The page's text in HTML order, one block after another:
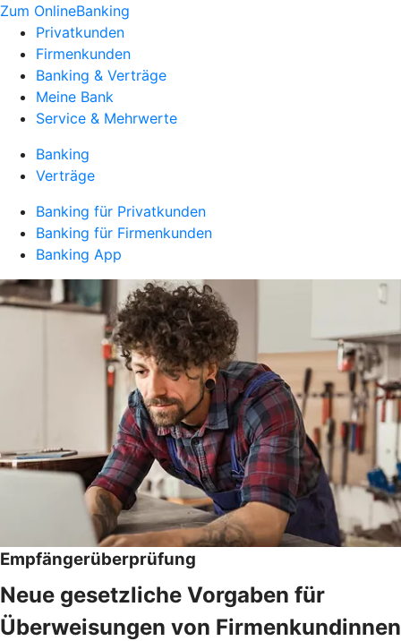
Zum OnlineBanking
Privatkunden
Firmenkunden
Banking & Verträge
Meine Bank
Service & Mehrwerte
Banking
Verträge
Banking für Privatkunden
Banking für Firmenkunden
Banking App
Empfängerüberprüfung
Neue gesetzliche Vorgaben für
Überweisungen von Firmenkundinnen